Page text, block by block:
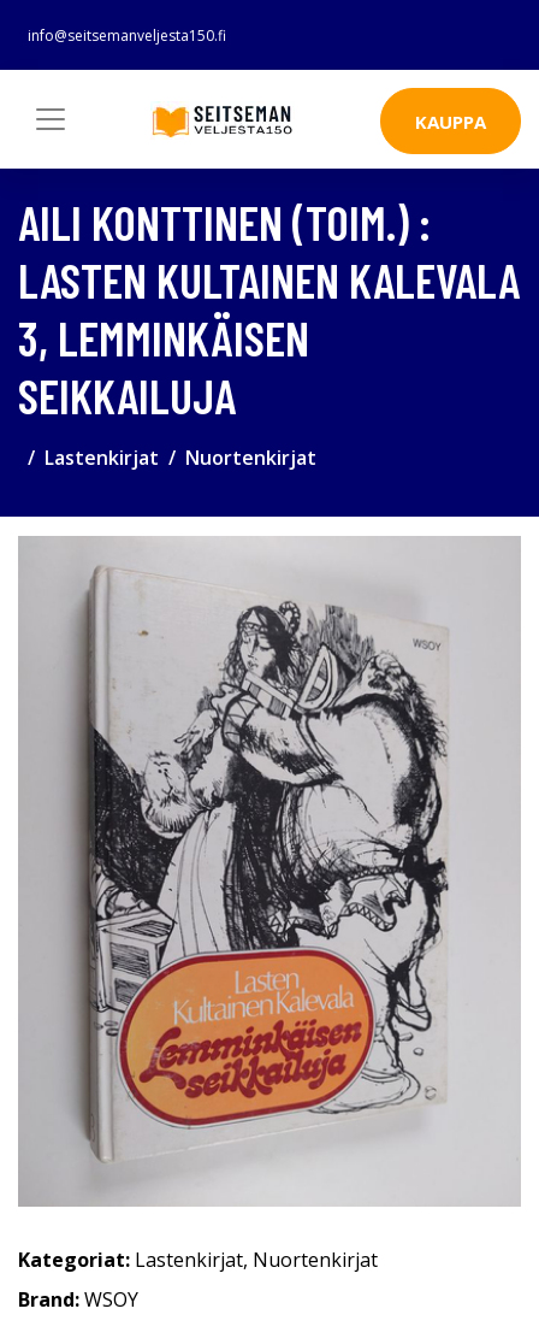
info@seitsemanveljesta150.fi
KAUPPA
AILI KONTTINEN (TOIM.) :
LASTEN KULTAINEN KALEVALA
3, LEMMINKÄISEN
SEIKKAILUJA
Lastenkirjat Nuortenkirjat
Kategoriat: Lastenkirjat, Nuortenkirjat
Brand:WSOY